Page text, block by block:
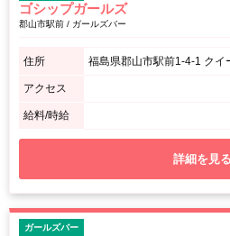
ゴシップガールズ
郡山市駅前 / ガールズバー
住所 福島県郡山市駅前1-4-1 クイ
アクセス
給料/時給
詳細を見る
ガールズバー